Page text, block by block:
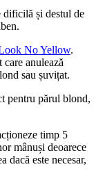
dificilă și destul de
No Yellow.
anulează
sau șuvițat.
pentru părul blond,
timp 5
mânuși deoarece
dacă este necesar,